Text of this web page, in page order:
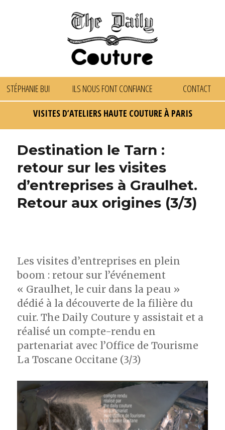
STÉPHANIE BUI ILS NOUS FONT CONFIANCE CONTACT
VISITES D’ATELIERS HAUTE COUTURE À PARIS
Destination le Tarn :
retour sur les visites
d’entreprises à Graulhet.
Retour aux origines (3/3)
Les visites d’entreprises en plein
boom : retour sur l’événement
« Graulhet, le cuir dans la peau »
dédié à la découverte de la filière du
cuir. The Daily Couture y assistait et a
réalisé un compte-rendu en
partenariat avec l’Office de Tourisme
La Toscane Occitane (3/3)